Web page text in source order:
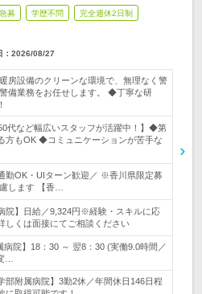
急募 学歴不問 完全週休2日制
2026/08/27
房設備のクリーンな環境で、無理なく警
備業務をお任せします。 ◆丁寧な研
代など幅広いスタッフが活躍中！】◆第
方もOK ◆コミュニケーションが苦手な
勤OK・UIターン歓迎／ ※香川県限定募
します 【香…
院】日給／9,324円※経験・スキルに応
しくは面接にてご相談ください
院】18：30 ～ 翌8：30 (実働9.0時間／
…
部附属病院】3勤2休／年間休日146日程